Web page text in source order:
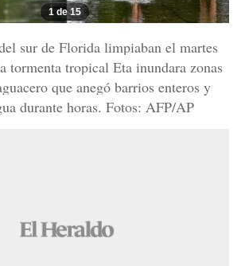
1 de 15
sur de Florida limpiaban el martes
tormenta tropical Eta inundara zonas
que anegó barrios enteros y
durante horas. Fotos: AFP/AP